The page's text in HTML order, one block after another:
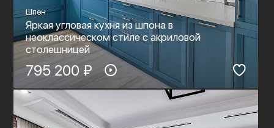
Шпон
Яркая угловая кухня из шпона в
неоклассическом стиле c акриловой
столешницей
795 200 ₽